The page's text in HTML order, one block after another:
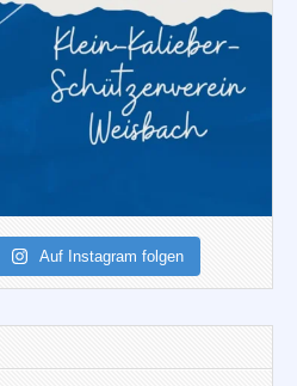
Auf Instagram folgen